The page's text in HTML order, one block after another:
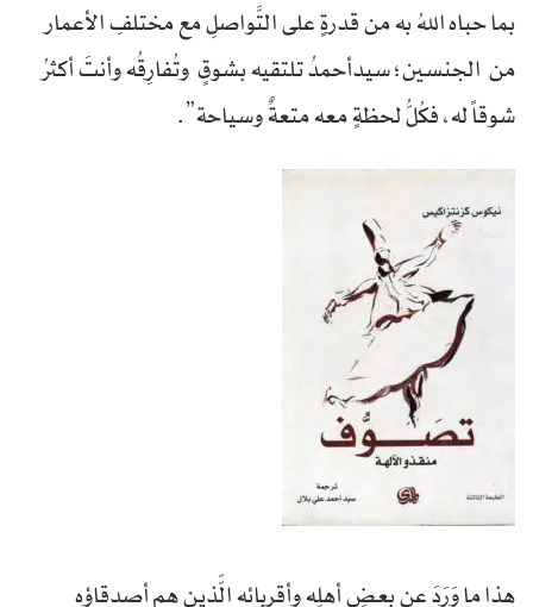
بما حباه اللهُ به من قدرةٍ على التَّواصلِ مع مختلفِ الأعمار
من الجنسين؛ سيدأحمدُ تلتقيه بشوقٍ وتُفارِقُه وأنتَ أكثرُ
شوقاً له، فكُلُّ لحظةٍ معه متعةٌ وسياحة”.
هذا ما وَرَدَ عن بعضِ أهلِه وأقربائه الّّذين هم أصدقاؤه